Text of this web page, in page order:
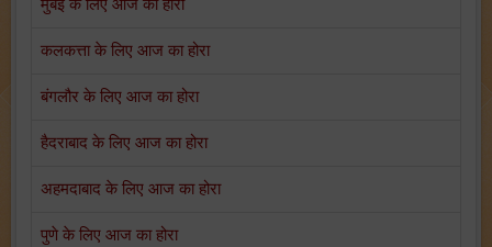
मुंबई के लिए आज का होरा
कलकत्ता के लिए आज का होरा
बंगलौर के लिए आज का होरा
हैदराबाद के लिए आज का होरा
अहमदाबाद के लिए आज का होरा
पुणे के लिए आज का होरा